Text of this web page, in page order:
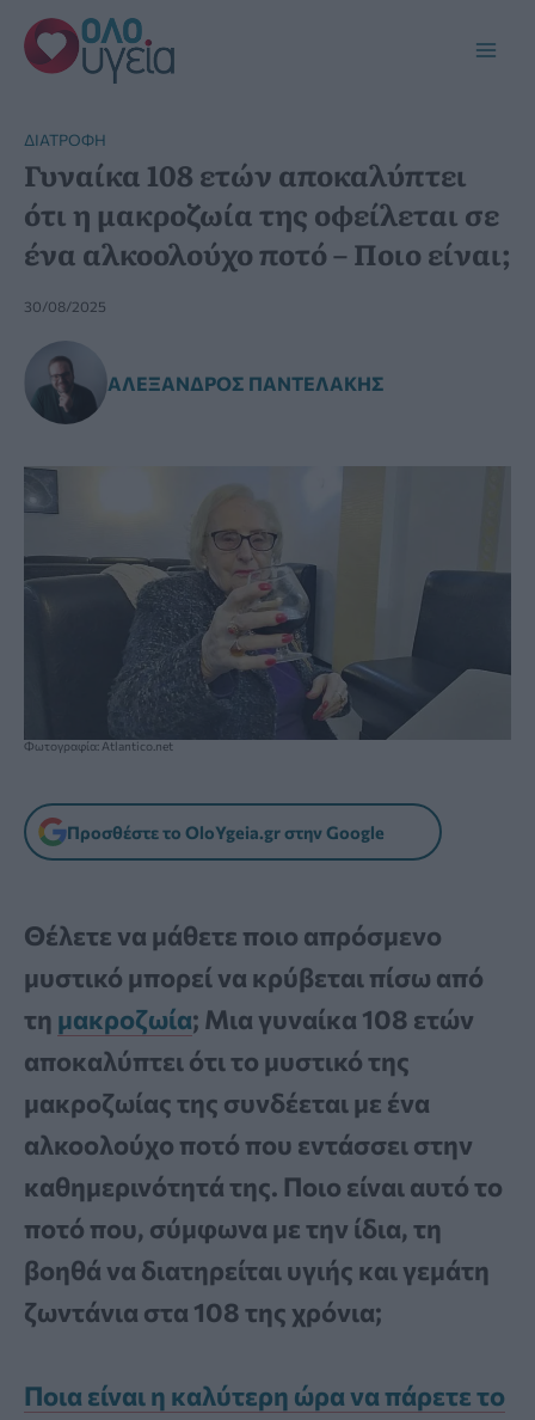
Μετάβαση
στο
περιεχόμενο
ΔΙΑΤΡΟΦΉ
Γυναίκα 108 ετών αποκαλύπτει
ότι η μακροζωία της οφείλεται σε
ένα αλκοολούχο ποτό – Ποιο είναι;
30/08/2025
ΑΛΈΞΑΝΔΡΟΣ ΠΑΝΤΕΛΆΚΗΣ
Φωτογραφία: Atlantico.net
Προσθέστε το OloYgeia.gr στην Google
Θέλετε να μάθετε ποιο απρόσμενο
μυστικό μπορεί να κρύβεται πίσω από
τη μακροζωία; Μια γυναίκα 108 ετών
αποκαλύπτει ότι το μυστικό της
μακροζωίας της συνδέεται με ένα
αλκοολούχο ποτό που εντάσσει στην
καθημερινότητά της. Ποιο είναι αυτό το
ποτό που, σύμφωνα με την ίδια, τη
βοηθά να διατηρείται υγιής και γεμάτη
ζωντάνια στα 108 της χρόνια;
Ποια είναι η καλύτερη ώρα να πάρετε το